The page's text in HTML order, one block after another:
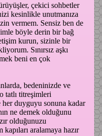
çekici sohbetler
kesinlikle unutmanıza
vermem. Sensiz ben de
böyle derin bir bağ
kurun, sizinle bir
Sınırsız aşkı
beni en çok
bedeninizde ve
tatlı titreşimleri
duyguyu sonuna kadar
ne demek olduğunu
olduğunuzu
aralamaya hazır